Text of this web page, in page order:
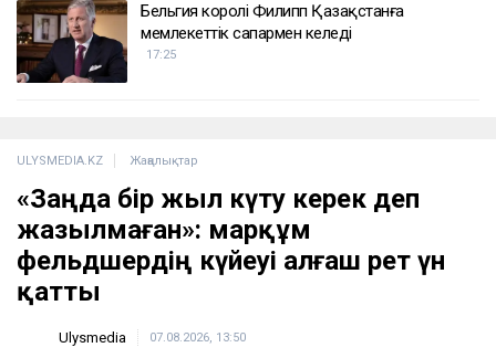
Бельгия королі Филипп Қазақстанға
мемлекеттік сапармен келеді
17:25
ULYSMEDIA.KZ Жаңалықтар
«Заңда бір жыл күту керек деп
жазылмаған»: марқұм
фельдшердің күйеуі алғаш рет үн
қатты
Ulysmedia 07.08.2026, 13:50